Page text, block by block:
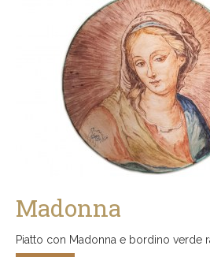
Madonna
Piatto con Madonna e bordino verde